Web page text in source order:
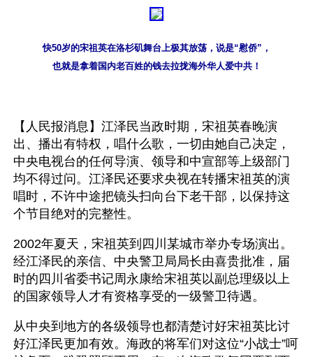
快50岁的宋祖英在洛杉矶舞台上极其放荡，说是“慰侨”，
也就是拿着国内老百姓的钱去拉拢海外华人爱中共！
【人民报消息】江泽民当政时期，宋祖英春晚演
出、播出有特权，唱什么歌，一切由她自己决定，
中央电视台的任何导演、领导和中宣部等上级部门
均不得过问。江泽民还要求央视在转播宋祖英的演
唱时，不许中途把镜头扫向台下老干部，以保持这
个节目绝对的完整性。
2002年夏天，宋祖英到四川某城市举办专场演出。
经江泽民的亲信、中央警卫局局长由喜贵批准，届
时的四川省委书记周永康给宋祖英以副总理级以上
的国家领导人才有资格享受的一级警卫待遇。
从中央到地方的各级领导也都清楚讨好宋祖英比讨
好江泽民更加有效。海政的将军们对这位“小战士”呵